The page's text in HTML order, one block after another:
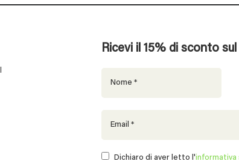
Ricevi il 15% di sconto
Dichiaro di aver letto l'informativa